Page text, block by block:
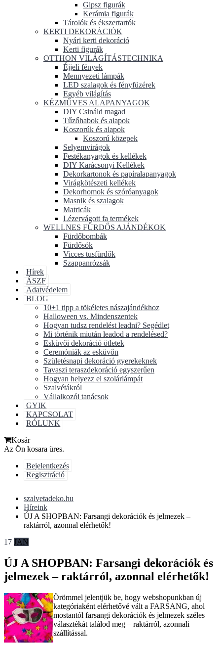
Gipsz figurák
Kerámia figurák
Tárolók és ékszertartók
KERTI DEKORÁCIÓK
Nyári kerti dekoráció
Kerti figurák
OTTHON VILÁGÍTÁSTECHNIKA
Éjjeli fények
Mennyezeti lámpák
LED szalagok és fényfüzérek
Egyéb világítás
KÉZMŰVES ALAPANYAGOK
DIY Csináld magad
Tűzőhabok és alapok
Koszorúk és alapok
Koszorú közepek
Selyemvirágok
Festékanyagok és kellékek
DIY Karácsonyi Kellékek
Dekorkartonok és papíralapanyagok
Virágkötészeti kellékek
Dekorhomok és szóróanyagok
Masnik és szalagok
Matricák
Lézervágott fa termékek
WELLNES FÜRDŐS AJÁNDÉKOK
Fürdőbombák
Fürdősók
Vicces tusfürdők
Szappanrózsák
Hírek
ÁSZF
Adatvédelem
BLOG
10+1 tipp a tökéletes nászajándékhoz
Halloween vs. Mindenszentek
Hogyan tudsz rendelést leadni? Segédlet
Mi történik miután leadod a rendelésed?
Esküvői dekoráció ötletek
Ceremóniák az esküvőn
Születésnapi dekoráció gyerekeknek
Tavaszi teraszdekoráció egyszerűen
Hogyan helyezz el szolárlámpát
Szalvétákról
Vállalkozói tanácsok
GYIK
KAPCSOLAT
RÓLUNK
Kosár
Az Ön kosara üres.
Bejelentkezés
Regisztráció
szalvetadeko.hu
Híreink
ÚJ A SHOPBAN: Farsangi dekorációk és jelmezek –
raktárról, azonnal elérhetők!
17 JAN
ÚJ A SHOPBAN: Farsangi dekorációk és
jelmezek – raktárról, azonnal elérhetők!
Örömmel jelentjük be, hogy webshopunkban új
kategóriaként elérhetővé vált a FARSANG, ahol
mostantól farsangi dekorációk és jelmezek széles
választékát találod meg – raktárról, azonnali
szállítással.